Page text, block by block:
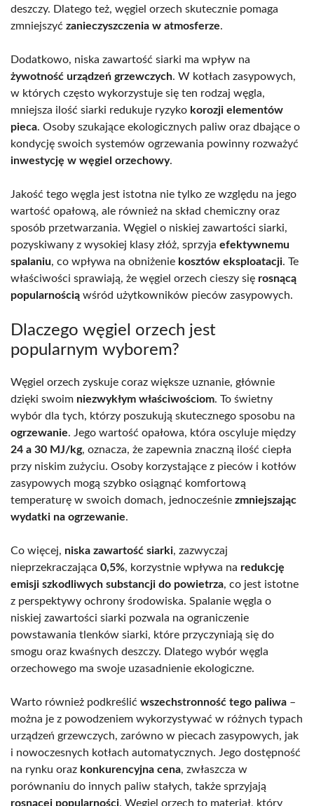
deszczy. Dlatego też, węgiel orzech skutecznie pomaga
zmniejszyć zanieczyszczenia w atmosferze.
Dodatkowo, niska zawartość siarki ma wpływ na
żywotność urządzeń grzewczych. W kotłach zasypowych,
w których często wykorzystuje się ten rodzaj węgla,
mniejsza ilość siarki redukuje ryzyko korozji elementów
pieca. Osoby szukające ekologicznych paliw oraz dbające o
kondycję swoich systemów ogrzewania powinny rozważyć
inwestycję w węgiel orzechowy.
Jakość tego węgla jest istotna nie tylko ze względu na jego
wartość opałową, ale również na skład chemiczny oraz
sposób przetwarzania. Węgiel o niskiej zawartości siarki,
pozyskiwany z wysokiej klasy złóż, sprzyja efektywnemu
spalaniu, co wpływa na obniżenie kosztów eksploatacji. Te
właściwości sprawiają, że węgiel orzech cieszy się rosnącą
popularnością wśród użytkowników pieców zasypowych.
Dlaczego węgiel orzech jest
popularnym wyborem?
Węgiel orzech zyskuje coraz większe uznanie, głównie
dzięki swoim niezwykłym właściwościom. To świetny
wybór dla tych, którzy poszukują skutecznego sposobu na
ogrzewanie. Jego wartość opałowa, która oscyluje między
24 a 30 MJ/kg, oznacza, że zapewnia znaczną ilość ciepła
przy niskim zużyciu. Osoby korzystające z pieców i kotłów
zasypowych mogą szybko osiągnąć komfortową
temperaturę w swoich domach, jednocześnie zmniejszając
wydatki na ogrzewanie.
Co więcej, niska zawartość siarki, zazwyczaj
nieprzekraczająca 0,5%, korzystnie wpływa na redukcję
emisji szkodliwych substancji do powietrza, co jest istotne
z perspektywy ochrony środowiska. Spalanie węgla o
niskiej zawartości siarki pozwala na ograniczenie
powstawania tlenków siarki, które przyczyniają się do
smogu oraz kwaśnych deszczy. Dlatego wybór węgla
orzechowego ma swoje uzasadnienie ekologiczne.
Warto również podkreślić wszechstronność tego paliwa –
można je z powodzeniem wykorzystywać w różnych typach
urządzeń grzewczych, zarówno w piecach zasypowych, jak
i nowoczesnych kotłach automatycznych. Jego dostępność
na rynku oraz konkurencyjna cena, zwłaszcza w
porównaniu do innych paliw stałych, także sprzyjają
rosnącej popularności. Węgiel orzech to materiał, który